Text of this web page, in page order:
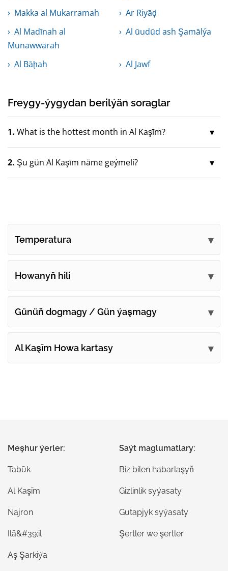
Makka al Mukarramah
Ar Riyāḑ
Al Madīnah al
Munawwarah
Al ūudūd ash Şamālýa
Al Bāḩah Al Jawf
Freygy-ýygydan berilýän soraglar
1. What is the hottest month in Al Kaşīm?
2. Şu gün Al Kaşīm näme geýmeli?
Temperatura
Howanyň hili
Günüň dogmagy / Gün ýaşmagy
Al Kaşīm Howa kartasy
Meşhur ýerler:
Tabūk
Al Kaşīm
Najron
Ilā&#39;il
Aş Şarkiýa
Saýt maglumatlary:
Biz bilen habarlaşyň
Gizlinlik syýasaty
Gutapjyk syýasaty
Şertler we şertler